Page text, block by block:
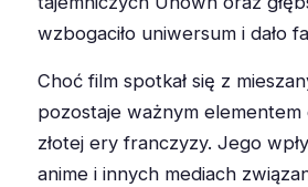
wzbogaciło uniwersum i dało
Choć film spotkał się z
pozostaje ważnym
złotej ery franczyzy. Jego
anime i innych mediach